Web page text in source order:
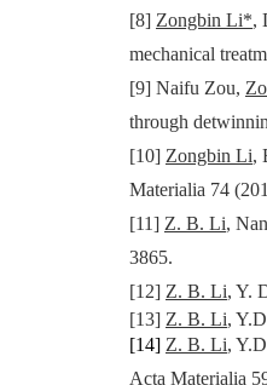
[8] Zongbin Li*,
mechanical
[9] Naifu Zou,
through
[10] Zongbin Li,
Materialia 74
[11] Z. B. Li,
3865.
[12] Z. B. Li, Y.
[13] Z. B. Li,
[14] Z. B. Li,
Acta Materialia